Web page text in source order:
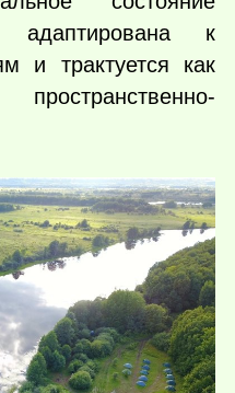
адаптирована к
и трактуется как